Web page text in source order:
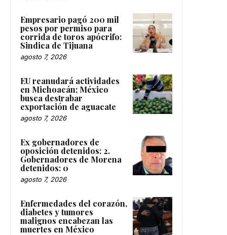
Empresario pagó 200 mil
pesos por permiso para
corrida de toros apócrifo:
Sindica de Tijuana
agosto 7, 2026
EU reanudará actividades
en Michoacán; México
busca destrabar
exportación de aguacate
agosto 7, 2026
Ex gobernadores de
oposición detenidos: 2.
Gobernadores de Morena
detenidos: 0
agosto 7, 2026
Enfermedades del corazón,
diabetes y tumores
malignos encabezan las
muertes en México